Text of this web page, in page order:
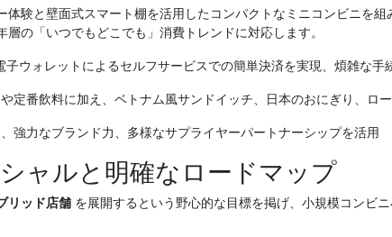
験と壁面式スマート棚を活用したコンパクトなミニコンビニを
の「いつでもどこでも」消費トレンドに対応します。
子ウォレットによるセルフサービスでの簡単決済を実現、煩雑な手
定番飲料に加え、ベトナム風サンドイッチ、日本のおにぎり、ロ
強力なブランド力、多様なサプライヤーパートナーシップを活用
ャルと明確なロードマップ
リッド店舗 を展開するという野心的な目標を掲げ、小規模コンビ